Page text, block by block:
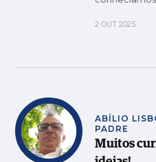
2 OUT 2025
ABÍLIO
PADRE
Muitos